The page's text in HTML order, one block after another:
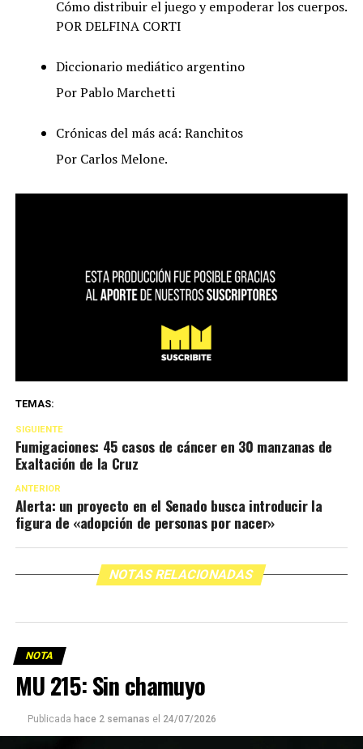
Cómo distribuir el juego y empoderar los cuerpos.
POR DELFINA CORTI
Diccionario mediático argentino
Por Pablo Marchetti
Crónicas del más acá: Ranchitos
Por Carlos Melone.
TEMAS:
SIGUIENTE
Fumigaciones: 45 casos de cáncer en 30 manzanas de
Exaltación de la Cruz
ANTERIOR
Alerta: un proyecto en el Senado busca introducir la
figura de «adopción de personas por nacer»
NOTAS RELACIONADAS
NOTA
MU 215: Sin chamuyo
Publicada hace 2 semanas el 24/07/2026